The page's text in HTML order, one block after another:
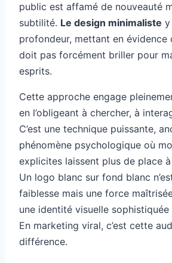
public est affamé de nouveauté
subtilité. Le design minimaliste y
profondeur, mettant en évidence
doit pas forcément briller pour
esprits.
Cette approche engage
en l’obligeant à chercher, à
C’est une technique puissante,
phénomène psychologique où
explicites laissent plus de place
Un logo blanc sur fond blanc
faiblesse mais une force
une identité visuelle sophistiquée
En marketing viral, c’est cette
différence.